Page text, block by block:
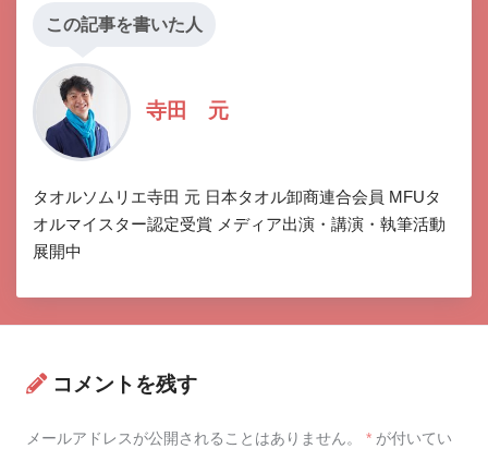
この記事を書いた人
寺田 元
タオルソムリエ寺田 元 日本タオル卸商連合会員 MFUタ
オルマイスター認定受賞 メディア出演・講演・執筆活動
展開中
コメントを残す
メールアドレスが公開されることはありません。 * が付いてい